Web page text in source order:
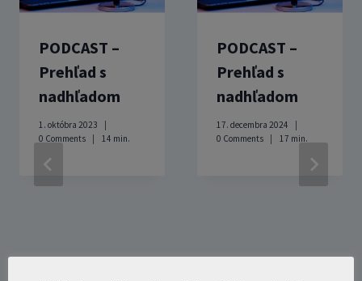
PODCAST –
Prehľad s
nadhľadom
1. októbra 2023
0 Comments
14 min.
PODCAST –
Prehľad s
nadhľadom
17. decembra 2024
0 Comments
17 min.